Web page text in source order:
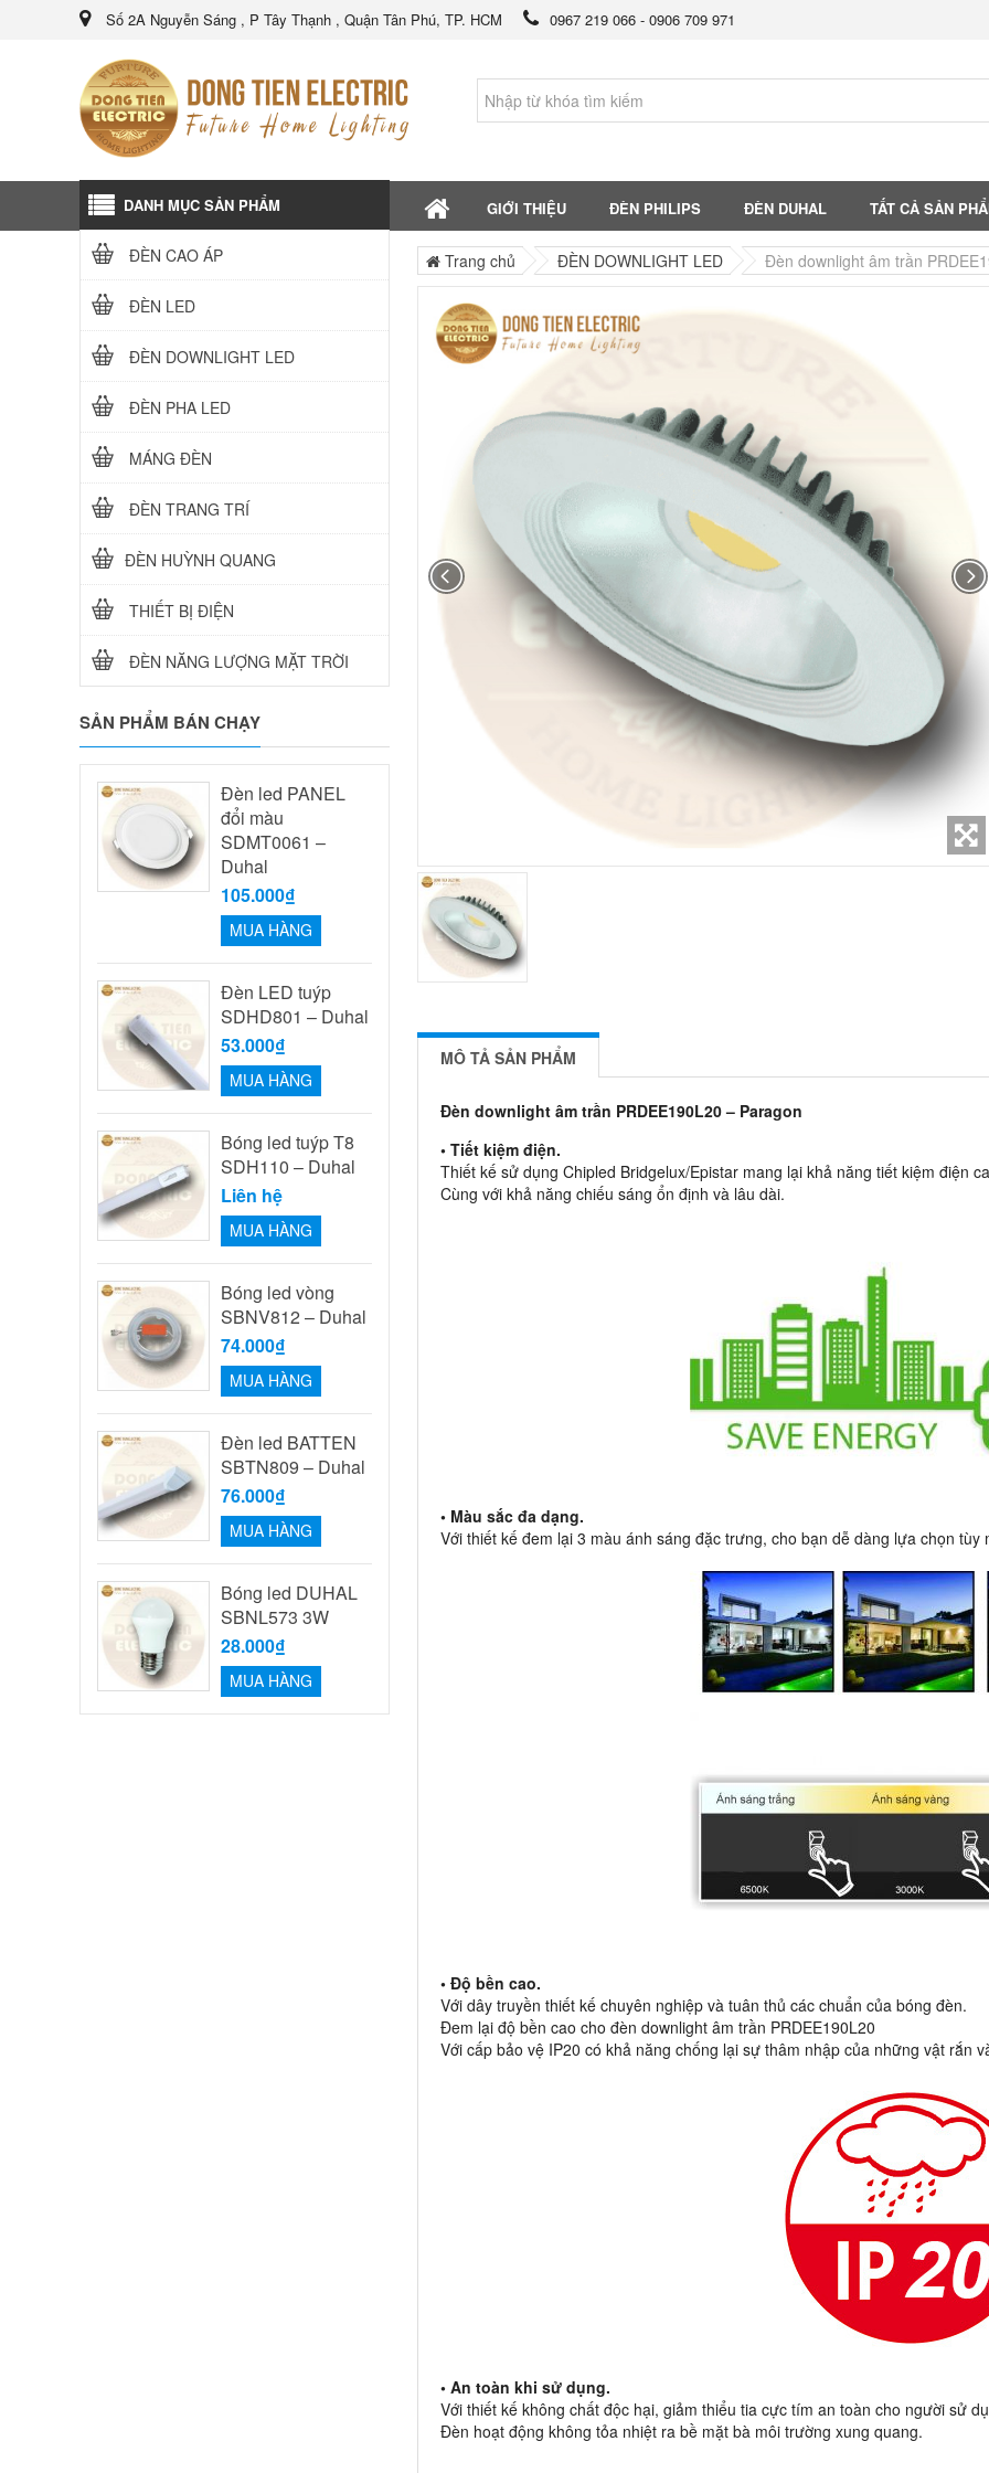
Số 2A Nguyễn Sáng , P Tây Thạnh , Quận Tân Phú, TP. HCM 0967 219 066 - 0906 709 971
GIỚI THIỆU ĐÈN PHILIPS ĐÈN DUHAL TẤT CẢ SẢN
Trang chủ ĐÈN DOWNLIGHT LED Đèn downlight âm trần
MÔ TẢ SẢN PHẨM
Đèn downlight âm trần PRDEE190L20 – Paragon
• Tiết kiệm điện.
Thiết kế sử dụng Chipled Bridgelux/Epistar mang lại khả năng tiết kiệm điện
Cùng với khả năng chiếu sáng ổn định và lâu dài.
• Màu sắc đa dạng.
Với thiết kế đem lại 3 màu ánh sáng đặc trưng, cho bạn dễ dàng lựa chọn tùy
• Độ bền cao.
Với dây truyền thiết kế chuyên nghiệp và tuân thủ các chuẩn của bóng đèn.
Đem lại độ bền cao cho đèn downlight âm trần PRDEE190L20
Với cấp bảo vệ IP20 có khả năng chống lại sự thâm nhập của những vật rắn
• An toàn khi sử dụng.
Với thiết kế không chất độc hại, giảm thiểu tia cực tím an toàn cho người sử
Đèn hoạt động không tỏa nhiệt ra bề mặt bà môi trường xung quang.
DANH MỤC SẢN PHẨM
ĐÈN CAO ÁP
ĐÈN LED
ĐÈN DOWNLIGHT LED
ĐÈN PHA LED
MÁNG ĐÈN
ĐÈN TRANG TRÍ
ĐÈN HUỲNH QUANG
THIẾT BỊ ĐIỆN
ĐÈN NĂNG LƯỢNG MẶT TRỜI
SẢN PHẨM BÁN CHẠY
Đèn led PANEL
đổi màu
SDMT0061 –
Duhal
105.000₫
MUA HÀNG
Đèn LED tuýp
SDHD801 – Duhal
53.000₫
MUA HÀNG
Bóng led tuýp T8
SDH110 – Duhal
Liên hệ
MUA HÀNG
Bóng led vòng
SBNV812 – Duhal
74.000₫
MUA HÀNG
Đèn led BATTEN
SBTN809 – Duhal
76.000₫
MUA HÀNG
Bóng led DUHAL
SBNL573 3W
28.000₫
MUA HÀNG